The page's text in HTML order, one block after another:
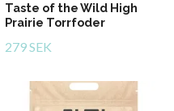
Taste of the Wild High
Prairie Torrfoder
279 SEK